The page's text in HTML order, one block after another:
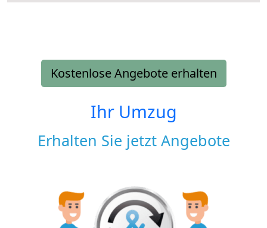
Kostenlose Angebote erhalten
Ihr Umzug
Erhalten Sie jetzt Angebote